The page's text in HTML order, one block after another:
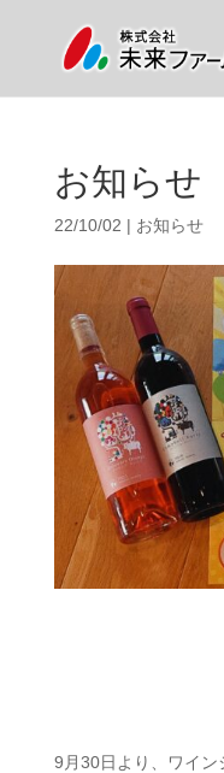
お知らせ
22/10/02 | お知らせ
9月30日より、ワイン